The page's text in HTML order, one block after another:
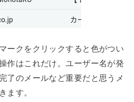
ークをクリックすると色がつい
作はこれだけ。ユーザー名が発
了のメールなど重要だと思うメ
ます。